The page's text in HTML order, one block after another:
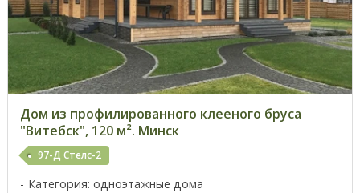
Дом из профилированного клееного бруса
"Витебск", 120 м². Минск
97-Д Стелс-2
Категория: одноэтажные дома